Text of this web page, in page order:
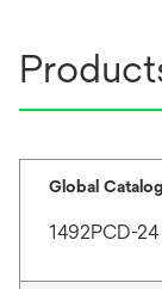
Global
1492PCD-24